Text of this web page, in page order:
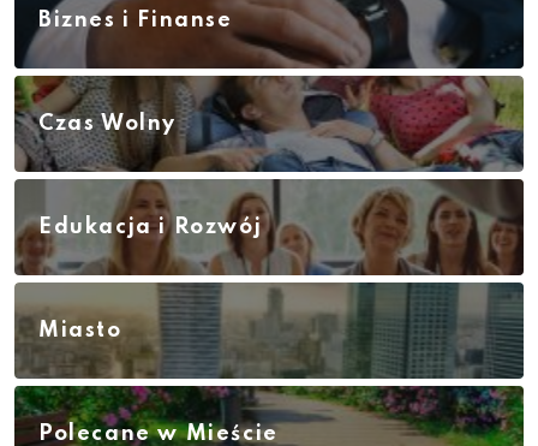
Biznes i Finanse
Czas Wolny
Edukacja i Rozwój
Miasto
Polecane w Mieście